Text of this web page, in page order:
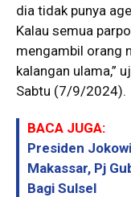
dia tidak punya
Kalau semua
mengambil orang
kalangan ulama,”
Sabtu (7/9/2024).
BACA JUGA:
Presiden
Makassar, Pj
Bagi Sulsel